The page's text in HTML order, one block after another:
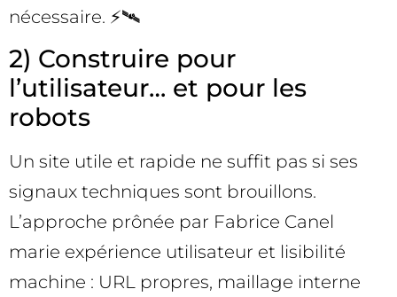
nécessaire. ⚡🛰️
2) Construire pour
l’utilisateur… et pour les
robots
Un site utile et rapide ne suffit pas si ses
signaux techniques sont brouillons.
L’approche prônée par Fabrice Canel
marie expérience utilisateur et lisibilité
machine : URL propres, maillage interne